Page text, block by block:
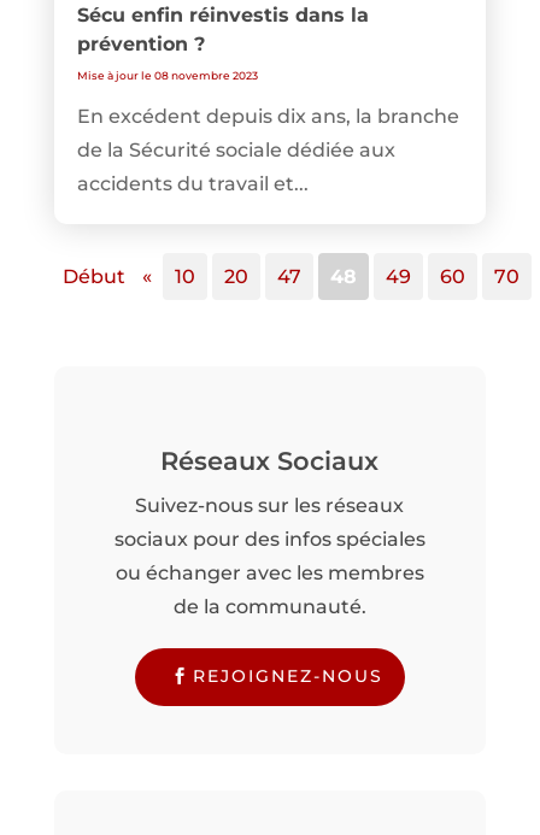
Sécu enfin réinvestis dans la
prévention ?
Mise à jour le 08 novembre 2023
En excédent depuis dix ans, la branche
de la Sécurité sociale dédiée aux
accidents du travail et...
Début « 10 20 47 48 49 60 70
Réseaux Sociaux
Suivez-nous sur les réseaux
sociaux pour des infos spéciales
ou échanger avec les membres
de la communauté.
REJOIGNEZ-NOUS